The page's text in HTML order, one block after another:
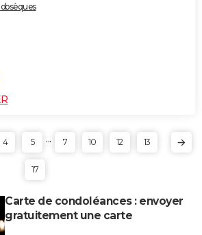
4 5 ... 7 10 12 13
17
Carte de condoléances : envoyer
gratuitement une carte